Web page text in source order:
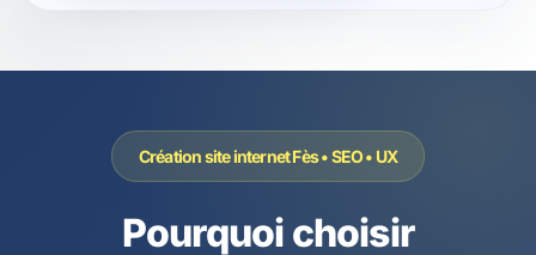
Création site internet Fès • SEO • UX
Pourquoi choisir